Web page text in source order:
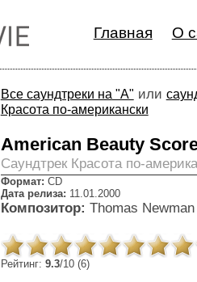
Главная О
Все саундтреки на "A" или
Красота по-американски
American Beauty
Cаундтрек Красота по-
Формат: CD
Дата релиза: 11.01.2000
Композитор: Thomas Newman
Рейтинг: 9.3/10 (6)